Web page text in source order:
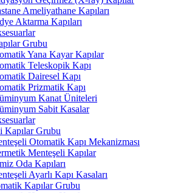
Ameliyathane Kapıları
Aktarma Kapıları
Grubu
Yana Kayar Kapılar
Teleskopik Kapı
Dairesel Kapı
Prizmatik Kapı
Kanat Üniteleri
Sabit Kasalar
Kapılar Grubu
Otomatik Kapı Mekanizması
Menteşeli Kapılar
Oda Kapıları
Ayarlı Kapı Kasaları
Kapılar Grubu